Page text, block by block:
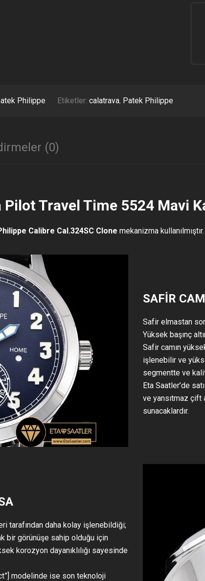
Philippe Etiketler: calatrava, Patek Philippe
(0)
Travel Time 5524 Mavi
Calibre Cal.324SC Clone mekanizma kullanılmıştır.
SAFİR CAM
Safir elmastan
Yüksek başınç
Safir camın
işlenebilir ve
segmentte ve
Eta Saatler’de
ve yansıtmaz çift
sunacaklardır.
tarafından daha kolay işlenebildiği;
bir görünüşe sahip olduğu için
korozyon dayanıklılığı sayesinde
modelinde ise son teknoloji